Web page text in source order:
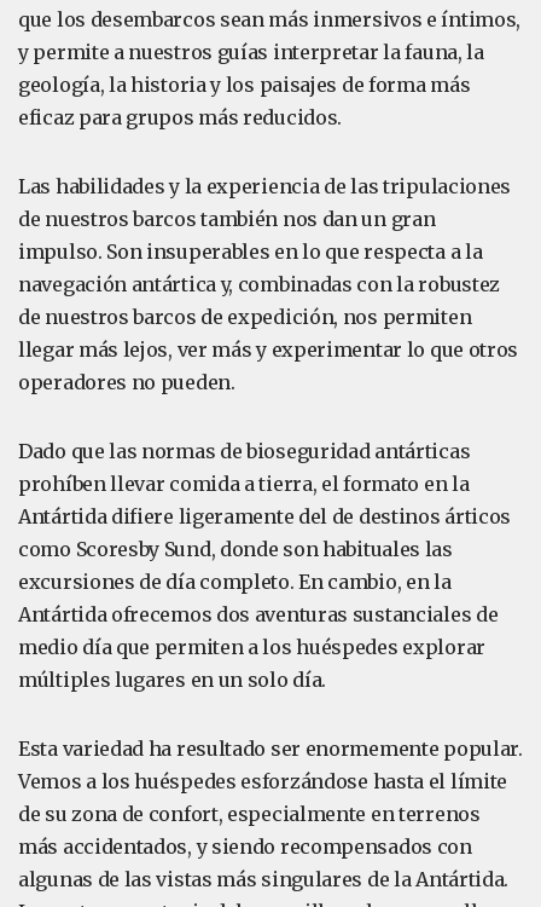
que los desembarcos sean más inmersivos e íntimos,
y permite a nuestros guías interpretar la fauna, la
geología, la historia y los paisajes de forma más
eficaz para grupos más reducidos.
Las habilidades y la experiencia de las tripulaciones
de nuestros barcos también nos dan un gran
impulso. Son insuperables en lo que respecta a la
navegación antártica y, combinadas con la robustez
de nuestros barcos de expedición, nos permiten
llegar más lejos, ver más y experimentar lo que otros
operadores no pueden.
Dado que las normas de bioseguridad antárticas
prohíben llevar comida a tierra, el formato en la
Antártida difiere ligeramente del de destinos árticos
como Scoresby Sund, donde son habituales las
excursiones de día completo. En cambio, en la
Antártida ofrecemos dos aventuras sustanciales de
medio día que permiten a los huéspedes explorar
múltiples lugares en un solo día.
Esta variedad ha resultado ser enormemente popular.
Vemos a los huéspedes esforzándose hasta el límite
de su zona de confort, especialmente en terrenos
más accidentados, y siendo recompensados con
algunas de las vistas más singulares de la Antártida.